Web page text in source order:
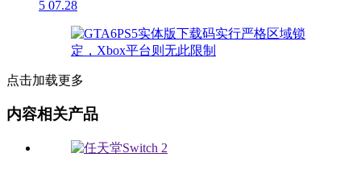
5 07.28
点击加载更多
内容相关产品